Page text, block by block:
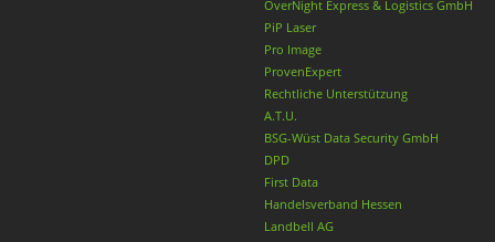
OverNight Express & Logistics GmbH
PiP Laser
Pro Image
ProvenExpert
Rechtliche Unterstützung
A.T.U.
BSG-Wüst Data Security GmbH
DPD
First Data
Handelsverband Hessen
Landbell AG